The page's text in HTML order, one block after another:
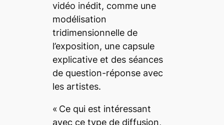
vidéo inédit, comme une
modélisation
tridimensionnelle de
l’exposition, une capsule
explicative et des séances
de question-réponse avec
les artistes.
« Ce qui est intéressant
avec ce type de diffusion,